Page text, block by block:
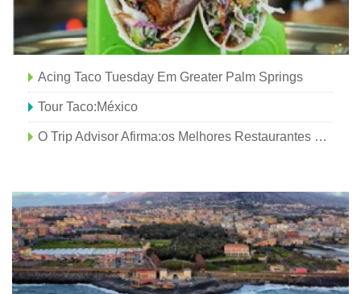
Acing Taco Tuesday Em Greater Palm Springs
Tour Taco:México
O Trip Advisor Afirma:os Melhores Restaurantes De Comida Caseira